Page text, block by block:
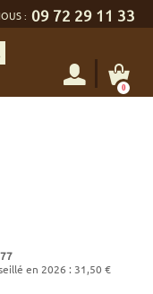
: 09 72 29 11 33
0
en 2026 : 31,50 €